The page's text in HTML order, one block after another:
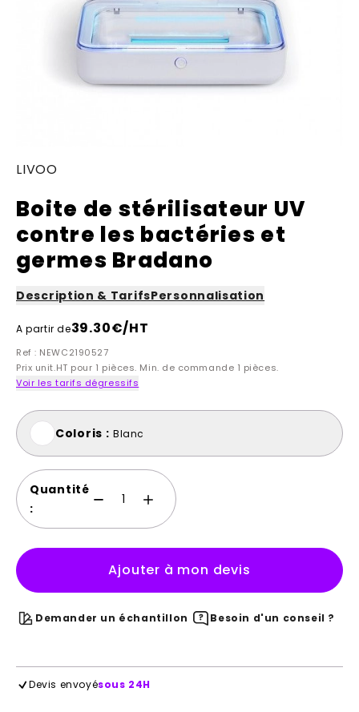
LIVOO
Boite de stérilisateur UV
contre les bactéries et
germes Bradano
Description & TarifsPersonnalisation
A partir de39.30€/HT
Ref : NEWC2190527
Prix unit.HT pour 1 pièces. Min. de commande 1 pièces.
Voir les tarifs dégressifs
Coloris : Blanc
Quantité
:
Ajouter à mon devis
Demander un échantillon Besoin d'un conseil ?
Devis envoyésous 24H